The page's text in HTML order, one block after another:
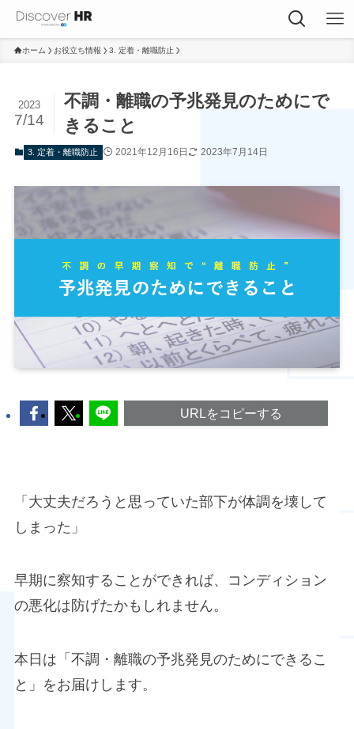
ホーム お役立ち情報 3. 定着・離職防止
不調・離職の予兆発見のためにで
きること
2023
7/14
3. 定着・離職防止 2021年12月16日 2023年7月14日
URLをコピーする
「大丈夫だろうと思っていた部下が体調を壊して
しまった」
早期に察知することができれば、コンディション
の悪化は防げたかもしれません。
本日は「不調・離職の予兆発見のためにできるこ
と」をお届けします。